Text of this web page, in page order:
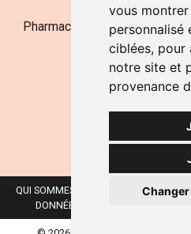
vous
personnalisé
ciblées, pour
notre site et
provenance
Pharmacie Jufarma - Fatima
Entreprise
QUI SOMMES-NOUS ? NOS
DONNÉES PERSONNELLES